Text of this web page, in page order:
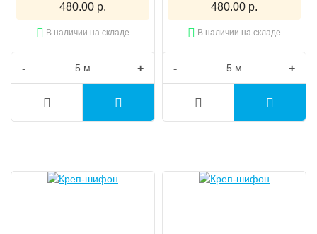
480.00 р.
В наличии на складе
- +
480.00 р.
В наличии на складе
- +